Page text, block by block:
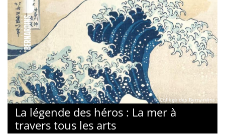
© Collège des Bernardins
La légende des héros : La mer à
travers tous les arts